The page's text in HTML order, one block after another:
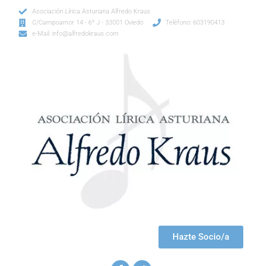
Asociación Lírica Asturiana Alfredo Kraus
C/Campoamor 14 - 6º J - 33001 Oviedo
Teléfono: 603190413
e-Mail: info@alfredokraus.com
Hazte Socio/a